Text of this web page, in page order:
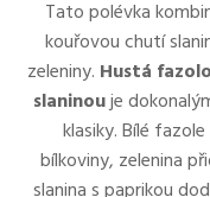
Tato polévka
kouřovou chutí
zeleniny. Hustá
slaninouje
klasiky. Bílé
bílkoviny, zelenina